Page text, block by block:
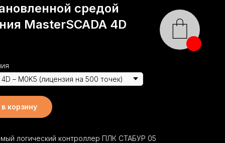
средой
MasterSCADA 4D
корзину
логический контроллер ПЛК СТАБУР 05